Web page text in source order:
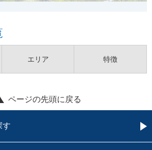
エリア 特徴
ページの先頭に戻る
す